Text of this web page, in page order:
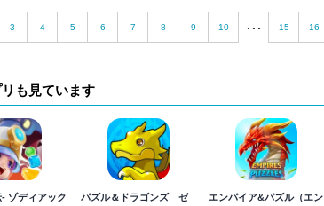
3 4 5 6 7 8 9 10 ... 15 16
も見ています
ゾディアック
パズル＆ドラゴンズ ゼ
エンパイア&パズル（エン